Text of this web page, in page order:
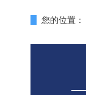
您的位置：